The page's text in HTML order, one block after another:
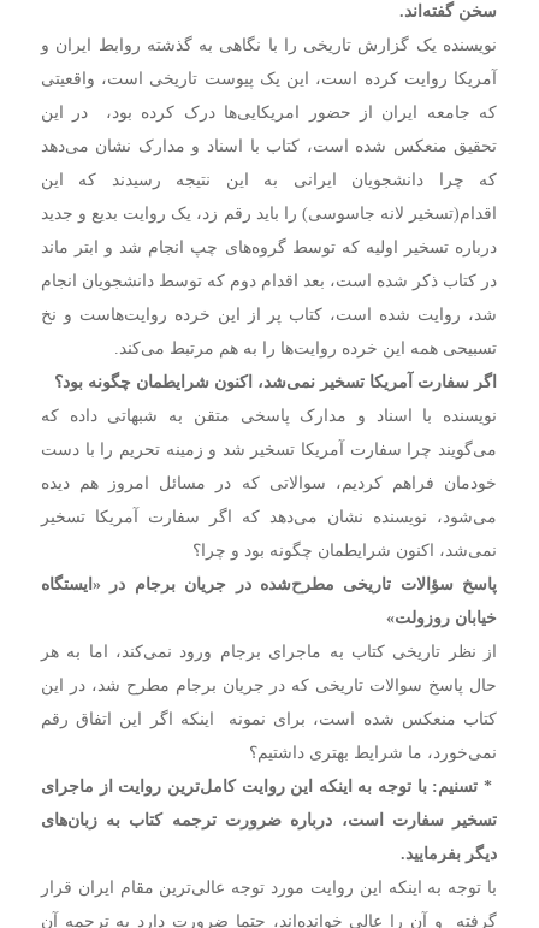
سخن گفته‌اند.
نویسنده یک گزارش تاریخی را با نگاهی به گذشته روابط ایران و
آمریکا روایت کرده است،‌ این یک پیوست تاریخی است، واقعیتی
که جامعه ایران از حضور امریکایی‌ها درک کرده بود،‌ در این
تحقیق منعکس شده است‌، کتاب با اسناد و مدارک نشان می‌دهد
که چرا دانشجویان ایرانی به این نتیجه رسیدند که این
اقدام(تسخیر لانه جاسوسی) را باید رقم زد،‌ یک روایت بدیع و جدید
درباره تسخیر اولیه که توسط گروه‌های چپ انجام شد و ابتر ماند
در کتاب ذکر شده است،‌ بعد اقدام دوم که توسط دانشجویان انجام
شد،‌ روایت شده است،‌ کتاب پر از این خرده روایت‌هاست و نخ
تسبیحی همه این خرده روایت‌ها را به هم مرتبط می‌کند.
اگر سفارت آمریکا تسخیر نمی‌شد، اکنون شرایطمان چگونه بود؟
نویسنده با اسناد و مدارک پاسخی متقن به شبهاتی داده که
می‌گویند چرا سفارت آمریکا تسخیر شد و زمینه تحریم را با دست
خودمان فراهم کردیم،‌ سوالاتی که در مسائل امروز هم دیده
می‌شود،‌ نویسنده نشان می‌دهد که اگر سفارت آمریکا تسخیر
نمی‌شد، اکنون شرایطمان چگونه بود و چرا؟
پاسخ سؤالات تاریخی مطرح‌شده در جریان برجام در «ایستگاه
خیابان روزولت»
از نظر تاریخی کتاب به ماجرای برجام ورود نمی‌کند، اما به هر
حال پاسخ سوالات تاریخی که در جریان برجام مطرح شد،‌ در این
کتاب منعکس شده است، برای نمونه اینکه اگر این اتفاق رقم
نمی‌خورد، ما شرایط بهتری داشتیم؟
* تسنیم: با توجه به اینکه این روایت کامل‌ترین روایت از ماجرای
تسخیر سفارت است،‌ درباره ضرورت ترجمه کتاب به زبان‌های
دیگر بفرمایید.
با توجه به اینکه این روایت مورد توجه عالی‌ترین مقام ایران قرار
گرفته و آن را عالی خوانده‌اند‌، حتما ضرورت دارد به ترجمه آن